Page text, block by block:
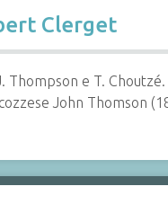
Clerget
Thompson e T.
John Thomson